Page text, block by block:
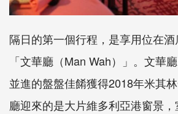
隔日的第一個行程，是享用位在
「文華廳（Man Wah）」。文華
並進的盤盤佳餚獲得2018年米其
廳迎來的是大片維多利亞港窗景